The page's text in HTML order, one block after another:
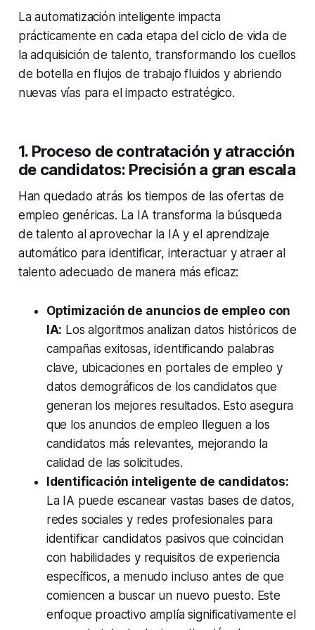
La automatización inteligente impacta
prácticamente en cada etapa del ciclo de vida de
la adquisición de talento, transformando los cuellos
de botella en flujos de trabajo fluidos y abriendo
nuevas vías para el impacto estratégico.
1. Proceso de contratación y atracción
de candidatos: Precisión a gran escala
Han quedado atrás los tiempos de las ofertas de
empleo genéricas. La IA transforma la búsqueda
de talento al aprovechar la IA y el aprendizaje
automático para identificar, interactuar y atraer al
talento adecuado de manera más eficaz:
Optimización de anuncios de empleo con
IA: Los algoritmos analizan datos históricos de
campañas exitosas, identificando palabras
clave, ubicaciones en portales de empleo y
datos demográficos de los candidatos que
generan los mejores resultados. Esto asegura
que los anuncios de empleo lleguen a los
candidatos más relevantes, mejorando la
calidad de las solicitudes.
Identificación inteligente de candidatos:
La IA puede escanear vastas bases de datos,
redes sociales y redes profesionales para
identificar candidatos pasivos que coincidan
con habilidades y requisitos de experiencia
específicos, a menudo incluso antes de que
comiencen a buscar un nuevo puesto. Este
enfoque proactivo amplía significativamente el